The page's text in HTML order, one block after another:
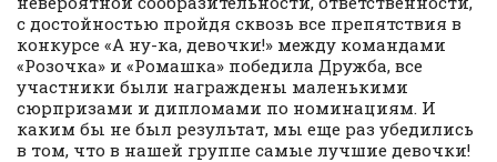
с достойностью пройдя сквозь все препятствия в
конкурсе «А ну-ка, девочки!» между командами
«Розочка» и «Ромашка» победила Дружба, все
участники были награждены маленькими
сюрпризами и дипломами по номинациям. И
каким бы не был результат, мы еще раз убедились
в том, что в нашей группе самые лучшие девочки!